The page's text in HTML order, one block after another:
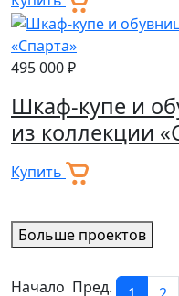
495 000 ₽
Шкаф-купе и
из коллекции
Купить
Больше проектов
Начало Пред.